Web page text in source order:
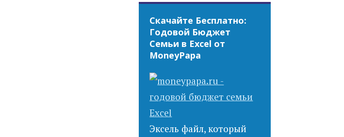
Скачайте Бесплатно:
Годовой Бюджет
Семьи в Excel от
MoneyPapa
Эксель файл, который